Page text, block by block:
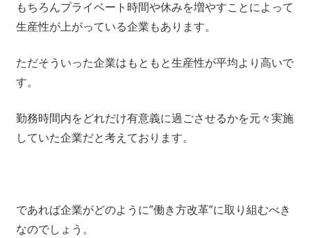
もちろんプライベート時間や休みを増やすことによって
生産性が上がっている企業もあります。
ただそういった企業はもともと生産性が平均より高いで
す。
勤務時間内をどれだけ有意義に過ごさせるかを元々実施
していた企業だと考えております。
であれば企業がどのように”働き方改革”に取り組むべき
なのでしょう。